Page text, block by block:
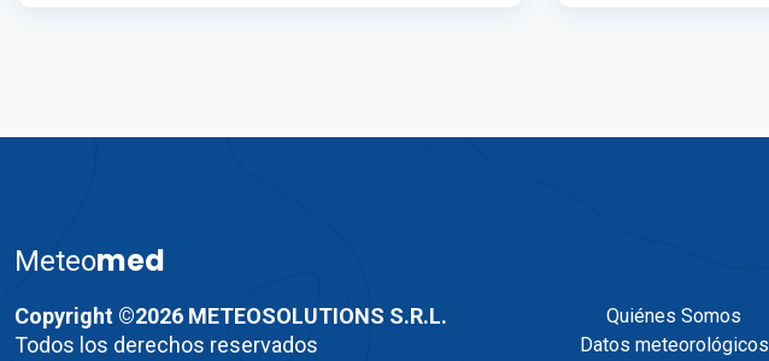
Meteomed
Copyright ©2026 METEOSOLUTIONS S.R.L.
Todos los derechos reservados
Quiénes Somos
Datos meteorológicos